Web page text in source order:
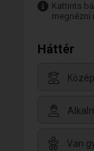
Kattints
megnézni
Háttér
Van